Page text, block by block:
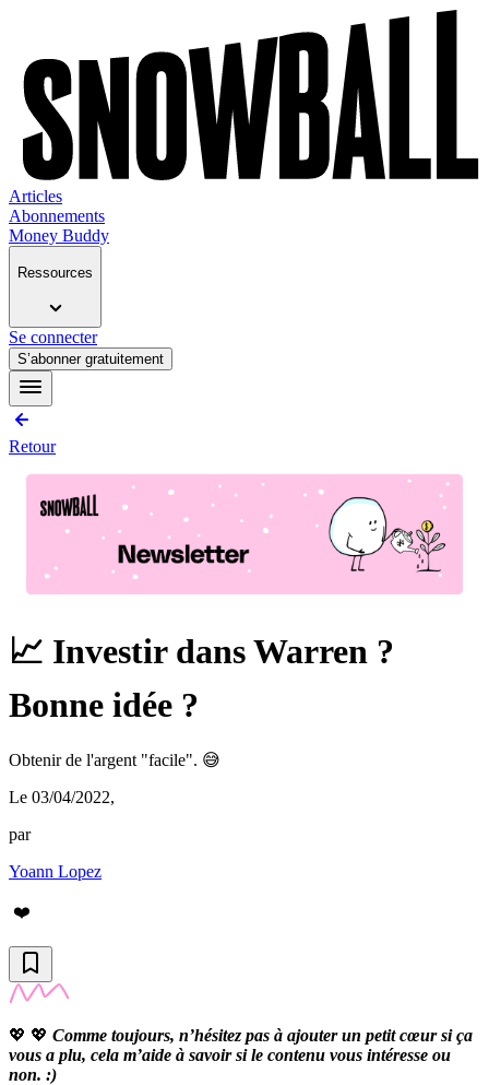
Articles
Abonnements
Money Buddy
Ressources
Se connecter
S’abonner gratuitement
Retour
📈 Investir dans Warren ?
Bonne idée ?
Obtenir de l'argent "facile". 😅
Le 03/04/2022,
par
Yoann Lopez
❤️
💖 💖 Comme toujours, n’hésitez pas à ajouter un petit cœur si ça
vous a plu, cela m’aide à savoir si le contenu vous intéresse ou
non. :)